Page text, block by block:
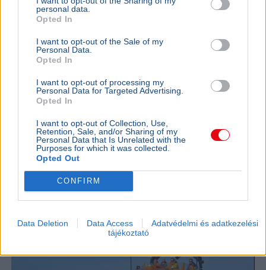
personal data.
Opted In
I want to opt-out of the Sale of my
Personal Data.
Opted In
I want to opt-out of processing my
Personal Data for Targeted Advertising.
Opted In
I want to opt-out of Collection, Use,
Retention, Sale, and/or Sharing of my
Personal Data that Is Unrelated with the
Purposes for which it was collected.
Opted Out
CONFIRM
Data Deletion Data Access
Adatvédelmi és adatkezelési
tájékoztató
Donald Trump
A hatóságok fegyverrel és lőszerekkel tartóztattak le
egy férfit Donald Trump kaliforniai golfklubjánál az elnök
látogatása előtt. Bővebben...
KÜLFÖLD 2026. augusztus 4.
157 embert mentett ki a parti őrség egy égő